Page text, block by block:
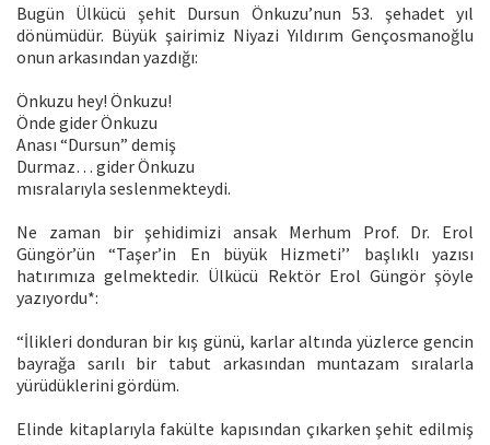
Bugün Ülkücü şehit Dursun Önkuzu’nun 53. şehadet yıl
dönümüdür. Büyük şairimiz Niyazi Yıldırım Gençosmanoğlu
onun arkasından yazdığı:
Önkuzu hey! Önkuzu!
Önde gider Önkuzu
Anası “Dursun” demiş
Durmaz… gider Önkuzu
mısralarıyla seslenmekteydi.
Ne zaman bir şehidimizi ansak Merhum Prof. Dr. Erol
Güngör’ün “Taşer’in En büyük Hizmeti’’ başlıklı yazısı
hatırımıza gelmektedir. Ülkücü Rektör Erol Güngör şöyle
yazıyordu*:
“İlikleri donduran bir kış günü, karlar altında yüzlerce gencin
bayrağa sarılı bir tabut arkasından muntazam sıralarla
yürüdüklerini gördüm.
Elinde kitaplarıyla fakülte kapısından çıkarken şehit edilmiş